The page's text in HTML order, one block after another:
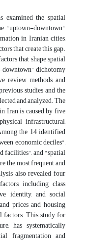
examined the spatial
"uptown-downtown"
in Iranian cities,
that create this gap.
that shape spatial
dichotomy
review methods and
studies and the
and analyzed. The
Iran is caused by five
infrastructural,
the 14 identified
economic deciles",
facilities", and "spatial
the most frequent and
also revealed four
including class
identity, and social
prices and housing
factors. This study, for
has systematically
fragmentation and